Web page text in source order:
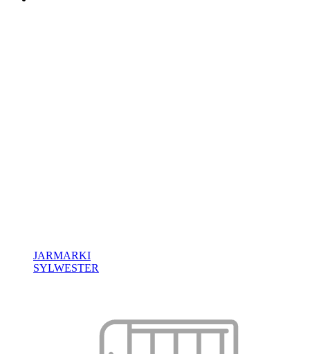
JARMARKI
SYLWESTER